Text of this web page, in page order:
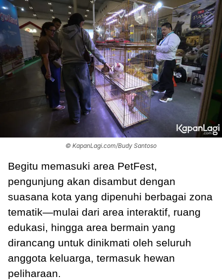
© KapanLagi.com/Budy Santoso
Begitu memasuki area PetFest,
pengunjung akan disambut dengan
suasana kota yang dipenuhi berbagai zona
tematik—mulai dari area interaktif, ruang
edukasi, hingga area bermain yang
dirancang untuk dinikmati oleh seluruh
anggota keluarga, termasuk hewan
peliharaan.